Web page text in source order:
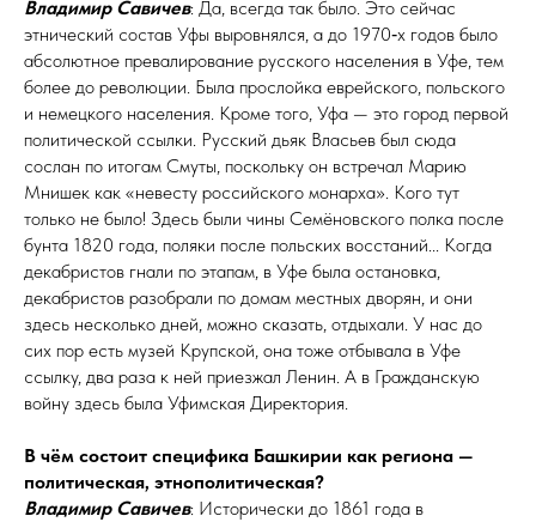
Владимир Савичев: Да, всегда так было. Это сейчас
этнический состав Уфы выровнялся, а до 1970‑х годов было
абсолютное превалирование русского населения в Уфе, тем
более до революции. Была прослойка еврейского, польского
и немецкого населения. Кроме того, Уфа — это город первой
политической ссылки. Русский дьяк Власьев был сюда
сослан по итогам Смуты, поскольку он встречал Марию
Мнишек как «невесту российского монарха». Кого тут
только не было! Здесь были чины Семёновского полка после
бунта 1820 года, поляки после польских восстаний... Когда
декабристов гнали по этапам, в Уфе была остановка,
декабристов разобрали по домам местных дворян, и они
здесь несколько дней, можно сказать, отдыхали. У нас до
сих пор есть музей Крупской, она тоже отбывала в Уфе
ссылку, два раза к ней приезжал Ленин. А в Граж­дан­скую
войну здесь была Уфимская Директория.
В чём состоит специфика Башкирии как региона —
политическая, этнополитическая?
Владимир Савичев: Исторически до 1861 года в